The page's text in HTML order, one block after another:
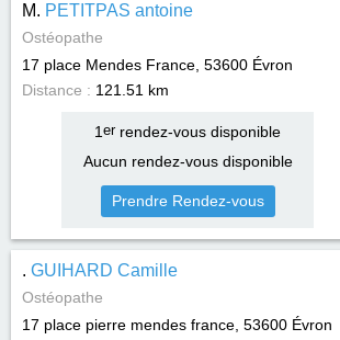
M. PETITPAS antoine
Ostéopathe
17 place Mendes France, 53600 Évron
Distance : 121.51 km
1 errendez-vous disponible
Aucun rendez-vous disponible
Prendre Rendez-vous
. GUIHARD Camille
Ostéopathe
17 place pierre mendes france, 53600 Évron